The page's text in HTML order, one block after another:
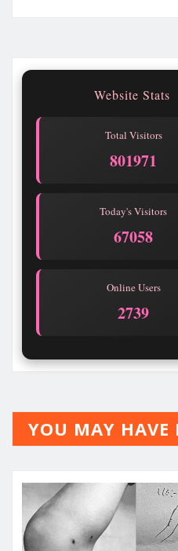
Website Stats
Total Visitors
801971
Today's Visitors
67058
Online Users
2739
YOU MAY HAVE